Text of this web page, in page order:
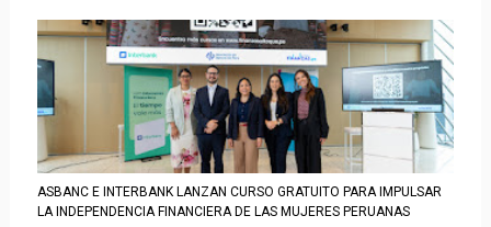
ASBANC E INTERBANK LANZAN CURSO GRATUITO PARA IMPULSAR
LA INDEPENDENCIA FINANCIERA DE LAS MUJERES PERUANAS